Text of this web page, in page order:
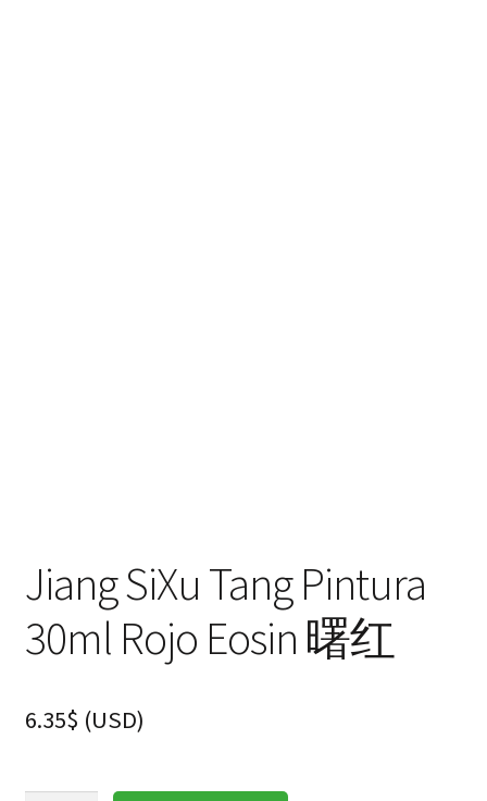
Jiang SiXu Tang Pintura
30ml Rojo Eosin 曙红
6.35$ (USD)